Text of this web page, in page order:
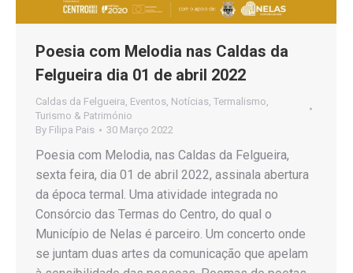
Poesia com Melodia nas Caldas da
Felgueira dia 01 de abril 2022
Caldas da Felgueira, Eventos, Notícias, Termalismo,
Turismo & Património
By Filipa Pais 30 Março 2022
Poesia com Melodia, nas Caldas da Felgueira,
sexta feira, dia 01 de abril 2022, assinala abertura
da época termal. Uma atividade integrada no
Consórcio das Termas do Centro, do qual o
Município de Nelas é parceiro. Um concerto onde
se juntam duas artes da comunicação que apelam